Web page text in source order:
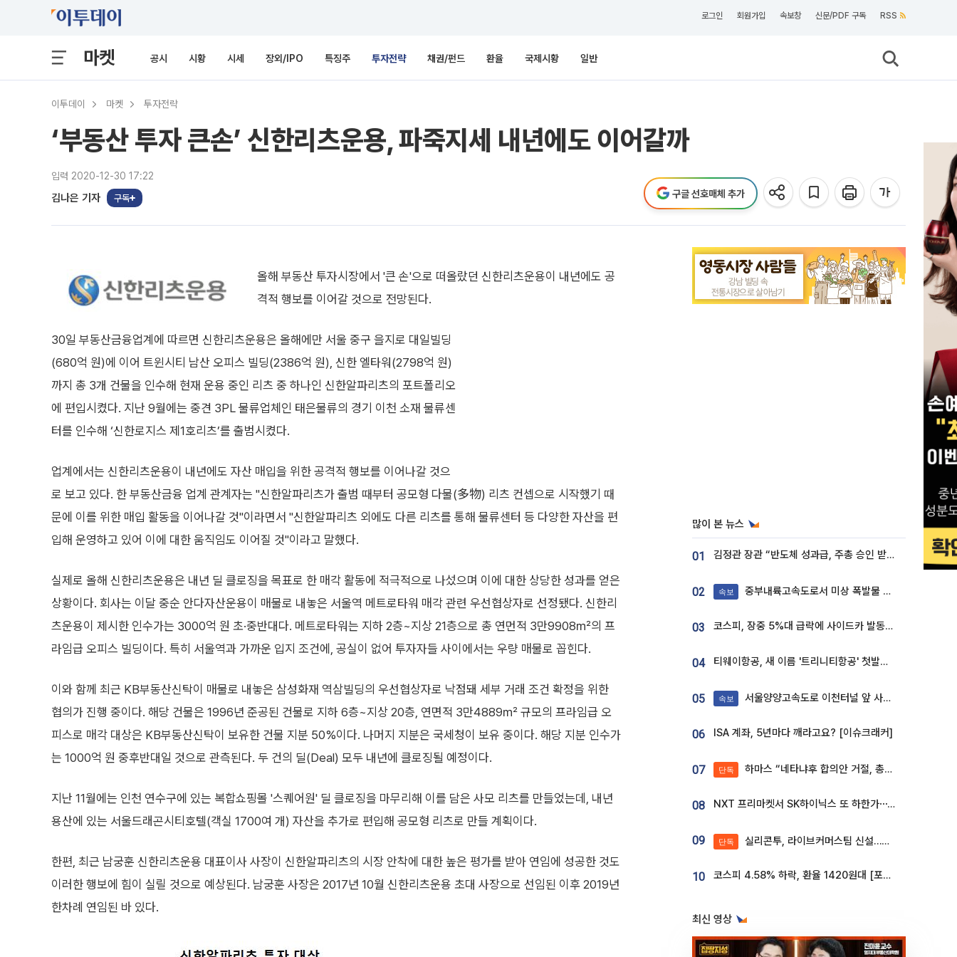
로그인 회원가입 속보창 신문/PDF 구독 RSS
마켓 공시 시황 시세 장외/IPO 특징주 투자전략 채권/펀드 환율 국제시황 일반
이투데이 마켓 투자전략
‘부동산 투자 큰손’ 신한리츠운용, 파죽지세 내년에도 이어갈까
입력 2020-12-30 17:22
김나은 기자 구독 구글 선호매체 추가
올해 부동산 투자시장에서 '큰 손'으로 떠올랐던 신한리츠운용이 내년에도 공
격적 행보를 이어갈 것으로 전망된다.
30일 부동산금융업계에 따르면 신한리츠운용은 올해에만 서울 중구 을지로 대일빌딩
(680억 원)에 이어 트윈시티 남산 오피스 빌딩(2386억 원), 신한 엘타워(2798억 원)
까지 총 3개 건물을 인수해 현재 운용 중인 리츠 중 하나인 신한알파리츠의 포트폴리오
에 편입시켰다. 지난 9월에는 중견 3PL 물류업체인 태은물류의 경기 이천 소재 물류센
터를 인수해 ‘신한로지스 제1호리츠’를 출범시켰다.
업계에서는 신한리츠운용이 내년에도 자산 매입을 위한 공격적 행보를 이어나갈 것으
로 보고 있다. 한 부동산금융 업계 관계자는 "신한알파리츠가 출범 때부터 공모형 다물(多物) 리츠 컨셉으로 시작했기 때
문에 이를 위한 매입 활동을 이어나갈 것"이라면서 "신한알파리츠 외에도 다른 리츠를 통해 물류센터 등 다양한 자산을 편
입해 운영하고 있어 이에 대한 움직임도 이어질 것"이라고 말했다.
실제로 올해 신한리츠운용은 내년 딜 클로징을 목표로 한 매각 활동에 적극적으로 나섰으며 이에 대한 상당한 성과를 얻은
상황이다. 회사는 이달 중순 안다자산운용이 매물로 내놓은 서울역 메트로타워 매각 관련 우선협상자로 선정됐다. 신한리
츠운용이 제시한 인수가는 3000억 원 초·중반대다. 메트로타워는 지하 2층~지상 21층으로 총 연먼적 3만9908㎡의 프
라임급 오피스 빌딩이다. 특히 서울역과 가까운 입지 조건에, 공실이 없어 투자자들 사이에서는 우량 매물로 꼽힌다.
이와 함께 최근 KB부동산신탁이 매물로 내놓은 삼성화재 역삼빌딩의 우선협상자로 낙점돼 세부 거래 조건 확정을 위한
협의가 진행 중이다. 해당 건물은 1996년 준공된 건물로 지하 6층~지상 20층, 연면적 3만4889㎡ 규모의 프라임급 오
피스로 매각 대상은 KB부동산신탁이 보유한 건물 지분 50%이다. 나머지 지분은 국세청이 보유 중이다. 해당 지분 인수가
는 1000억 원 중후반대일 것으로 관측된다. 두 건의 딜(Deal) 모두 내년에 클로징될 예정이다.
지난 11월에는 인천 연수구에 있는 복합쇼핑몰 '스퀘어원' 딜 클로징을 마무리해 이를 담은 사모 리츠를 만들었는데, 내년
용산에 있는 서울드래곤시티호텔(객실 1700여 개) 자산을 추가로 편입해 공모형 리츠로 만들 계획이다.
한편, 최근 남궁훈 신한리츠운용 대표이사 사장이 신한알파리츠의 시장 안착에 대한 높은 평가를 받아 연임에 성공한 것도
이러한 행보에 힘이 실릴 것으로 예상된다. 남궁훈 사장은 2017년 10월 신한리츠운용 초대 사장으로 선임된 이후 2019년
한차례 연임된 바 있다.
많이 본 뉴스
01 김정관 장관 “반도체 성과급, 주총 승인 받도록”…상법·자본시장법 개정 시사
02 속보 중부내륙고속도로서 미상 폭발물 발견
03 코스피, 장중 5%대 급락에 사이드카 발동…삼성·SK 동반 폭락
04 티웨이항공, 새 이름 '트리니티항공' 첫발…SSC 전략 본격화
05 속보 서울양양고속도로 이천터널 앞 사고 발생
06 ISA 계좌, 5년마다 깨라고요? [이슈크래커]
07 단독 하마스 “네타냐후 합의안 거절, 총선 앞두고 시간 끌기”
08 NXT 프리마켓서 SK하이닉스 또 하한가⋯‘11주 거래’에 시초가 왜곡
09 단독 실리콘투, 라이브커머스팀 신설…K뷰티 ‘글로벌 판매망’ 확대[K뷰티 라방戰]
10 코스피 4.58% 하락, 환율 1420원대 [포토]
최신 영상